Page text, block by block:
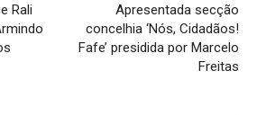
Rali
Apresentada secção
concelhia ‘Nós, Cidadãos!
Fafe’ presidida por Marcelo
Freitas